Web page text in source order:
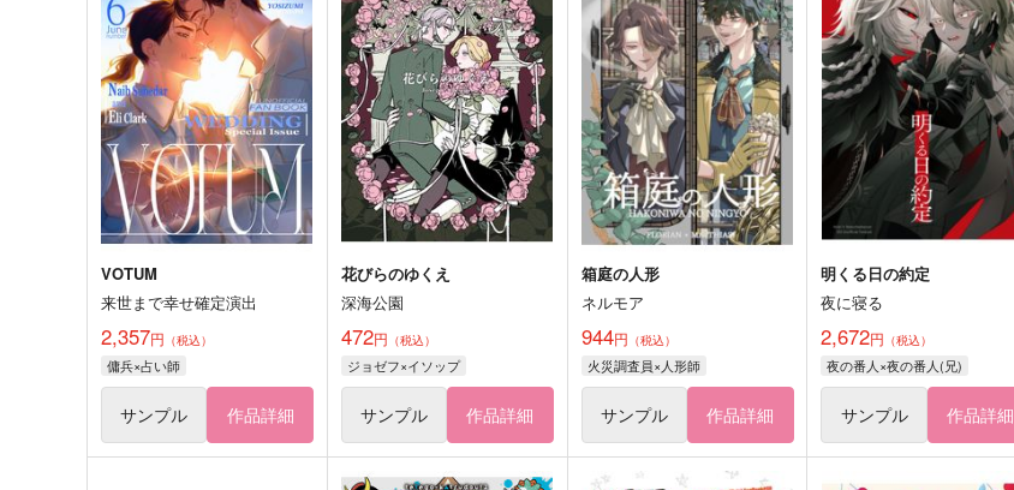
VOTUM
来世まで幸せ確定演出
2,357円 （税込）
傭兵×占い師
サンプル 作品詳細
花びらのゆくえ
深海公園
472円 （税込）
ジョゼフ×イソップ
サンプル 作品詳細
箱庭の人形
ネルモア
944円 （税込）
火災調査員×人形師
サンプル 作品詳細
明くる日の約定
夜に寝る
2,672円 （税込）
夜の番人×夜の番人(兄)
サンプル 作品詳細